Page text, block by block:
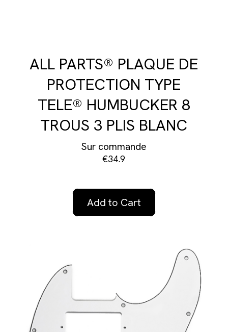
ALL PARTS® PLAQUE DE
PROTECTION TYPE
TELE® HUMBUCKER 8
TROUS 3 PLIS BLANC
Sur commande
€34.9
Add to Cart